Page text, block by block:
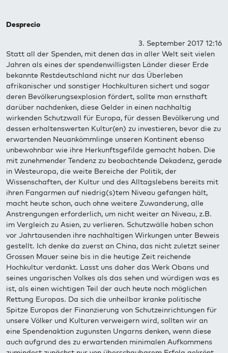
Desprecio
3. September 2017 12:16
Statt all der Spenden, mit denen das in aller Welt seit vielen
Jahren als eines der spendenwilligsten Länder dieser Erde
bekannte Restdeutschland nicht nur das Überleben
afrikanischer und sonstiger Hochkulturen sichert und sogar
deren Bevölkerungsexplosion fördert, sollte man ernsthaft
darüber nachdenken, diese Gelder in einen nachhaltig
wirkenden Schutzwall für Europa, für dessen Bevölkerung und
dessen erhaltenswerten Kultur(en) zu investieren, bevor die zu
erwartenden Neuankömmlinge unseren Kontinent ebenso
unbewohnbar wie ihre Herkunftsgefilde gemacht haben. Die
mit zunehmender Tendenz zu beobachtende Dekadenz, gerade
in Westeuropa, die weite Bereiche der Politik, der
Wissenschaften, der Kultur und des Alltagslebens bereits mit
ihren Fangarmen auf niedrig(s)tem Niveau gefangen hält,
macht heute schon, auch ohne weitere Zuwanderung, alle
Anstrengungen erforderlich, um nicht weiter an Niveau, z.B.
im Vergleich zu Asien, zu verlieren. Schutzwälle haben schon
vor Jahrtausenden ihre nachhaltigen Wirkungen unter Beweis
gestellt. Ich denke da zuerst an China, das nicht zuletzt seiner
Grossen Mauer seine bis in die heutige Zeit reichende
Hochkultur verdankt. Lasst uns daher das Werk Obans und
seines ungarischen Volkes als das sehen und würdigen was es
ist, als einen wichtigen Teil der auch heute noch möglichen
Rettung Europas. Da sich die unheilbar kranke politische
Spitze Europas der Finanzierung von Schutzeinrichtungen für
unsere Völker und Kulturen verweigern wird, sollten wir an
eine Spendenaktion zugunsten Ungarns denken, wenn diese
auch aufgrund des zu erwartenden minimalen Aufkommens